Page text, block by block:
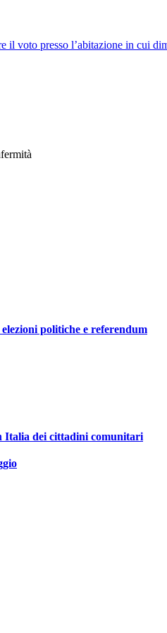
voto presso l’abitazione in cui
politiche e referendum
Italia dei cittadini comunitari